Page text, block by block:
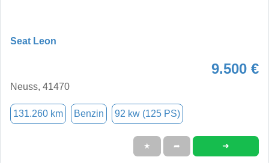
Seat Leon
9.500 €
Neuss, 41470
131.260 km Benzin 92 kw (125 PS)
★ ➦ ➜